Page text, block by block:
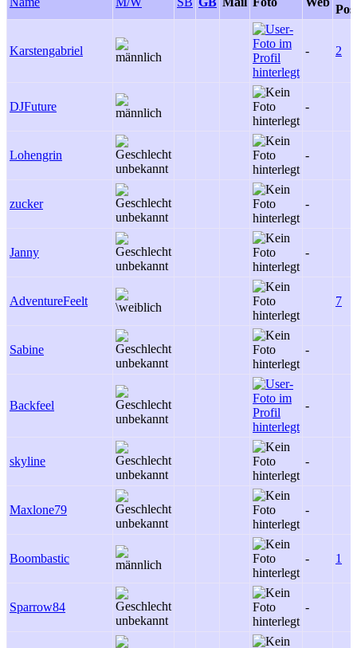
Karstengabriel - 2
DJFuture -
Lohengrin -
zucker -
Janny -
AdventureFeelt 7
Sabine -
Backfeel -
skyline -
Maxlone79 -
Boombastic - 1
Sparrow84 -